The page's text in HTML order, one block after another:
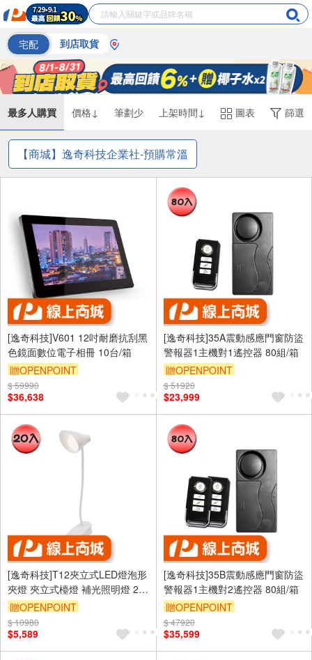
宅配 到店取貨
最多人購買 價格↓ 筆劃少 上架時間↓ 圖表 篩選
【商城】逸奇科技企業社-預購常溫
[逸奇科技]V601 12吋耐磨抗刮黑
色鏡面數位電子相冊 10台/箱
贈OPENPOINT
$ 59990
$36,638
[逸奇科技]35A震動感應門窗防盜
警報器1主機對1遙控器 80組/箱
贈OPENPOINT
$ 51920
$23,999
[逸奇科技]T12夾立式LED燈泡形
夾燈 夾立式檯燈 補光照明燈 20
個/組
贈OPENPOINT
$ 10980
$5,589
[逸奇科技]35B震動感應門窗防盜
警報器1主機對2遙控器 80組/箱
贈OPENPOINT
$ 47920
$35,599